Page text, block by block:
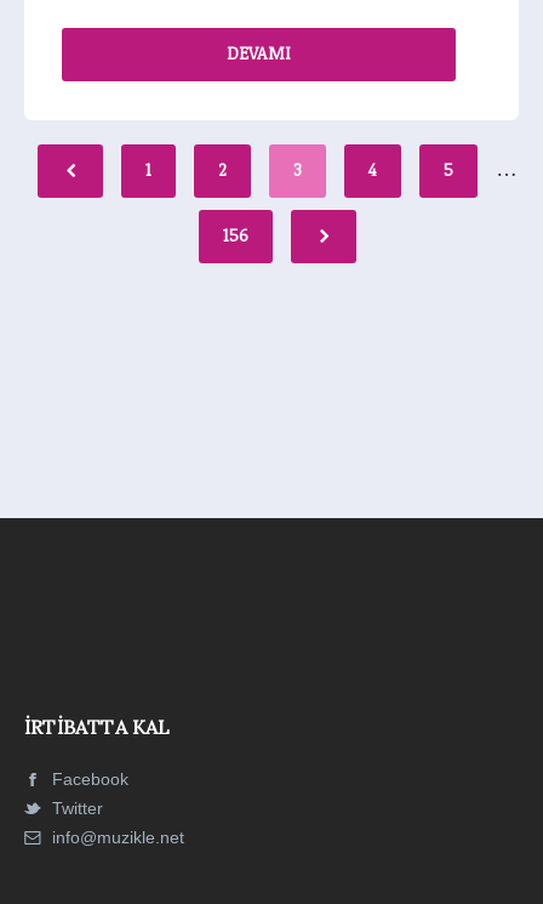
DEVAMI
1 2 3 4 5 …
156
İRTIBATTA KAL
Facebook
Twitter
info@muzikle.net